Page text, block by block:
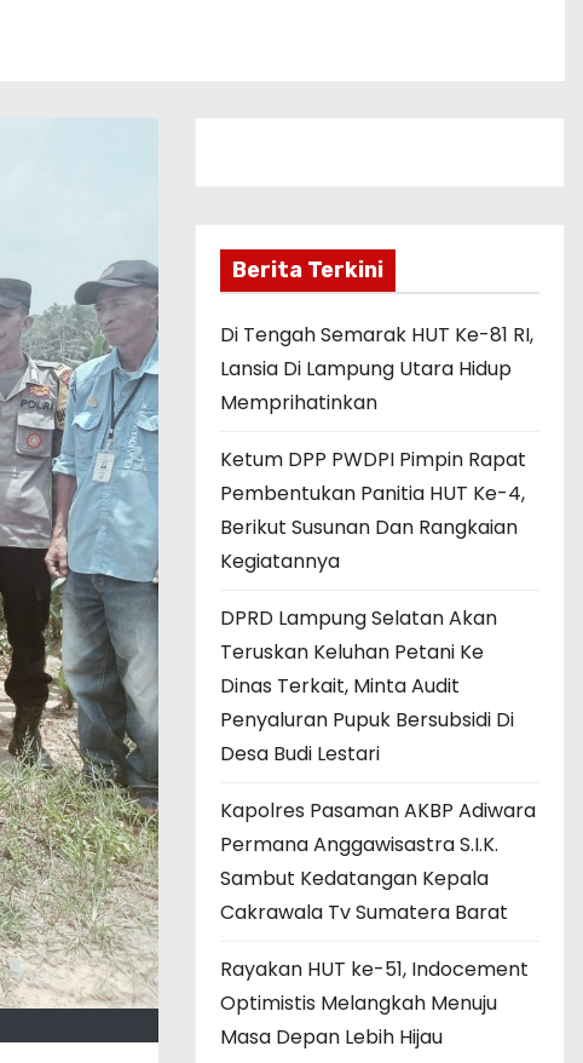
Berita Terkini
Di Tengah Semarak HUT Ke-81 RI,
Lansia Di Lampung Utara Hidup
Memprihatinkan
Ketum DPP PWDPI Pimpin Rapat
Pembentukan Panitia HUT Ke-4,
Berikut Susunan Dan Rangkaian
Kegiatannya
DPRD Lampung Selatan Akan
Teruskan Keluhan Petani Ke
Dinas Terkait, Minta Audit
Penyaluran Pupuk Bersubsidi Di
Desa Budi Lestari
Kapolres Pasaman AKBP Adiwara
Permana Anggawisastra S.I.K.
Sambut Kedatangan Kepala
Cakrawala Tv Sumatera Barat
Rayakan HUT ke-51, Indocement
Optimistis Melangkah Menuju
Masa Depan Lebih Hijau